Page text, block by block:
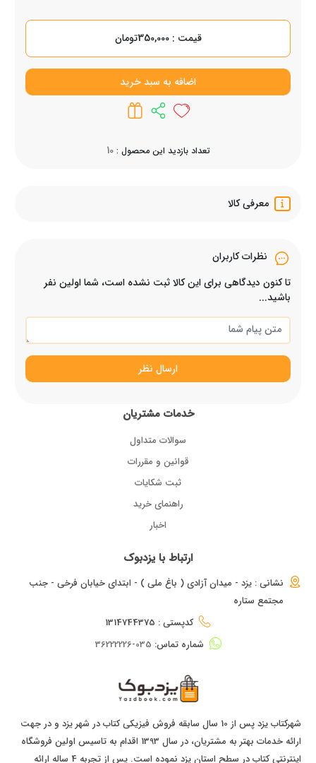
قیمت : 350,000تومان
اضافه به سبد خرید
تعداد بازدید این محصول :10
معرفی کالا
نظرات کاربران
تا کنون دیدگاهی برای این کالا ثبت نشده است، شما اولین نفر
باشید...
ارسال نظر
خدمات مشتریان
سوالات متداول
قوانین و مقررات
ثبت شکایات
راهنمای خرید
اخبار
ارتباط با یزدبوک
نشانی : یزد - میدان آزادی ( باغ ملی ) - ابتدای خیابان فرخی - جنب
مجتمع ستاره
کدپستی : 1314744375
شماره تماس: 035-36222226
شهرکتاب یزد پس از 10 سال سابقه فروش فیزیکی کتاب در شهر یزد و در جهت
ارائه خدمات بهتر به مشتریان، در سال 1393 اقدام به تاسیس اولین فروشگاه
اینترنتی کتاب در سطح استان یزد نموده است. پس از تجربه 4 ساله ارائه